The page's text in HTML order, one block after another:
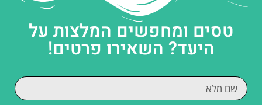
טסים ומחפשים המלצות על
היעד? השאירו פרטים!